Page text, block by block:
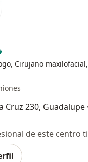
Cirujano
Cruz 230, Guadalupe